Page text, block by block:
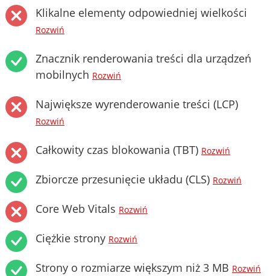
Klikalne elementy odpowiedniej wielkości
Rozwiń
Znacznik renderowania treści dla urządzeń
mobilnych Rozwiń
Największe wyrenderowanie treści (LCP)
Rozwiń
Całkowity czas blokowania (TBT) Rozwiń
Zbiorcze przesunięcie układu (CLS) Rozwiń
Core Web Vitals Rozwiń
Ciężkie strony Rozwiń
Strony o rozmiarze większym niż 3 MB Rozwiń